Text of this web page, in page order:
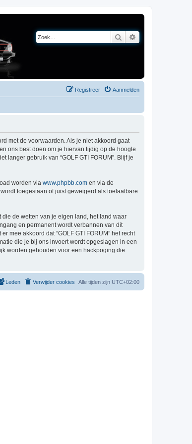
Zoek
Aanmelden
Registreer
met de voorwaarden. Als je niet akkoord gaat
ons best doen om je hiervan tijdig op de hoogte
gebruik van “GOLF GTI FORUM”. Blijf je
worden via www.phpbb.com en via de
toegestaan of juist geweigerd als toelaatbare
de wetten van je eigen land, het land waar
en permanent wordt verbannen van dit
mee akkoord dat “GOLF GTI FORUM” het recht
die je bij ons invoert wordt opgeslagen in een
worden gehouden voor een hackpoging die
Alle tijden zijn UTC+02:00
Verwijder cookies
Leden